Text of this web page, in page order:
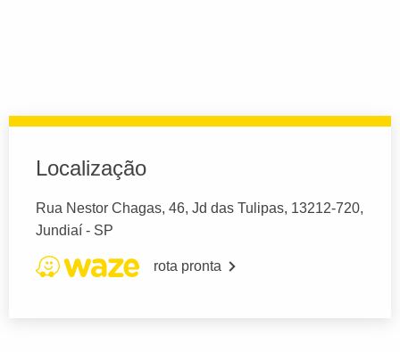
Localização
Rua Nestor Chagas, 46, Jd das Tulipas, 13212-720,
Jundiaí - SP
rota pronta